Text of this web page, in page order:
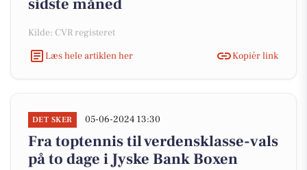
sidste måned
Kilde: CVR registeret
Læs hele artiklen her
Kopiér link
DET SKER 05-06-2024 13:30
Fra toptennis til verdensklasse-vals
på to dage i Jyske Bank Boxen